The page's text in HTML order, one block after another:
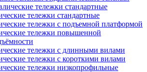
тележки стандартные
тележки с подъемной платформой
тележки повышенной
тележки с длинными вилами
тележки с короткими вилами
тележки низкопрофильные